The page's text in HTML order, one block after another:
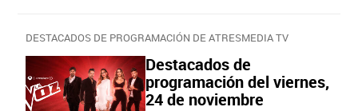
DESTACADOS DE PROGRAMACIÓN DE ATRESMEDIA TV
Destacados de
programación del viernes,
24 de noviembre